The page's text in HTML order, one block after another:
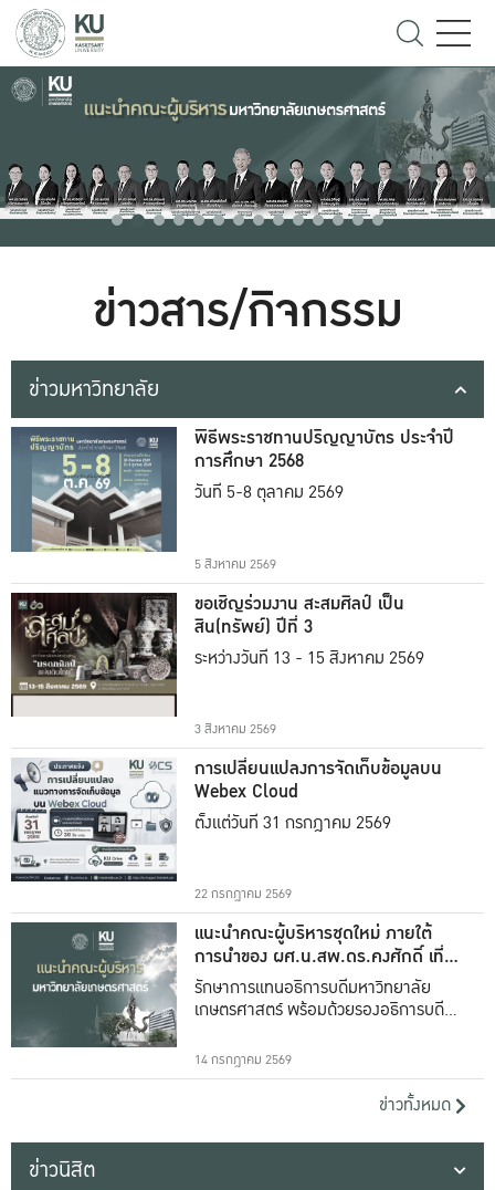
ข่าวสาร/กิจกรรม
ข่าวมหาวิทยาลัย
พิธีพระราชทานปริญญาบัตร ประจำปี
การศึกษา 2568
วันที่ 5-8 ตุลาคม 2569
5 สิงหาคม 2569
ขอเชิญร่วมงาน สะสมศิลป์ เป็น
สิน(ทรัพย์) ปีที่ 3
ระหว่างวันที่ 13 - 15 สิงหาคม 2569
3 สิงหาคม 2569
การเปลี่ยนแปลงการจัดเก็บข้อมูลบน
Webex Cloud
ตั้งแต่วันที่ 31 กรกฎาคม 2569
22 กรกฎาคม 2569
แนะนำคณะผู้บริหารชุดใหม่ ภายใต้
การนำของ ผศ.น.สพ.ดร.คงศักดิ์ เที่ยง
ธรรม
รักษาการแทนอธิการบดีมหาวิทยาลัย
เกษตรศาสตร์ พร้อมด้วยรองอธิการบดีทั้ง
14 กรกฎาคม 2569
ข่าวทั้งหมด
ข่าวนิสิต